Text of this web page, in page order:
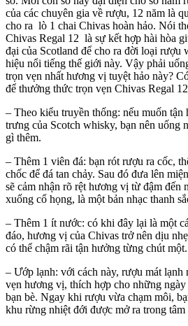
của các chuyên gia về rượu, 12 năm là
cho ra lò 1 chai Chivas hoàn hảo. Nói
Chivas Regal 12 là sự kết hợp hài hòa
đại của Scotland để cho ra đời loại rượu
hiệu nổi tiếng thế giới này. Vậy phải
trọn vẹn nhất hương vị tuyệt hảo này?
để thưởng thức trọn vẹn Chivas Regal
– Theo kiểu truyền thống: nếu muốn
trưng của Scotch whisky, bạn nên uống
gì thêm.
– Thêm 1 viên đá: bạn rót rượu ra cốc,
chốc để đá tan chảy. Sau đó đưa lên
sẽ cảm nhận rõ rệt hương vị từ đậm đến
xuống cổ họng, là một bản nhạc thanh
– Thêm 1 ít nước: có khi đây lại là một
đáo, hương vị của Chivas trở nên dịu
có thể chậm rãi tận hưởng từng chút một.
– Ướp lạnh: với cách này, rượu mát
vẹn hương vị, thích hợp cho những
bạn bè. Ngay khi rượu vừa chạm môi,
khu rừng nhiệt đới được mở ra trong tâm